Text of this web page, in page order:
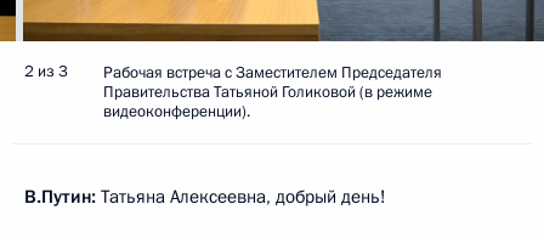
2 из 3
Рабочая встреча с Заместителем Председателя
Правительства Татьяной Голиковой (в режиме
видеоконференции).
В.Путин: Татьяна Алексеевна, добрый день!